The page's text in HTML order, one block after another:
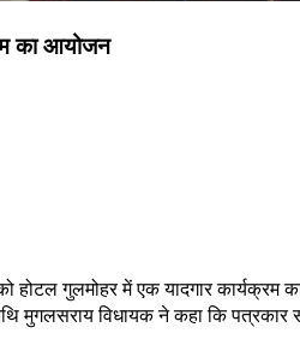
का आयोजन
होटल गुलमोहर में एक यादगार
मुगलसराय विधायक ने कहा कि